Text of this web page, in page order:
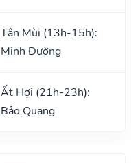
Tân Mùi (13h-15h):
Minh Đường
Ất Hợi (21h-23h):
Bảo Quang